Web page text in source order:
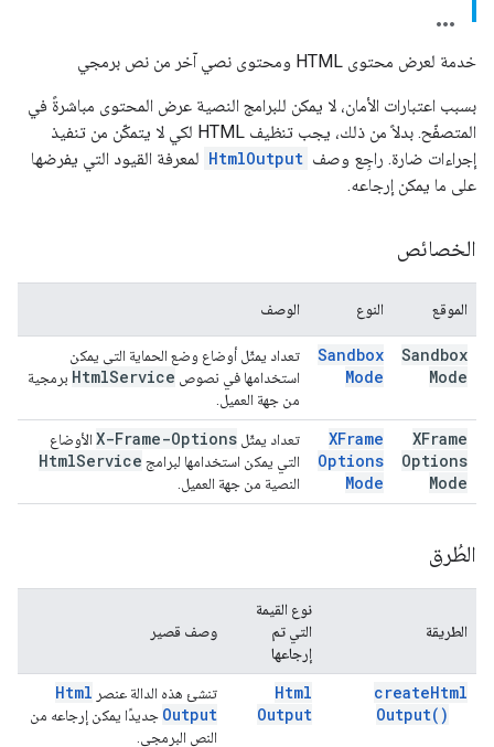
خدمة لعرض محتوى HTML ومحتوى نصي آخر من نص برمجي
بسبب اعتبارات الأمان، لا يمكن للبرامج النصية عرض المحتوى مباشرةً في
المتصفّح. بدلاً من ذلك، يجب تنظيف HTML لكي لا يتمكّن من تنفيذ
إجراءات ضارة. راجِع وصف HtmlOutput لمعرفة القيود التي يفرضها
على ما يمكن إرجاعه.
الخصائص
الموقع النوع الوصف
Sandbox
Mode
Sandbox
Mode
تعداد يمثّل أوضاع وضع الحماية التي يمكن
استخدامها في نصوص
HtmlService
برمجية
من جهة العميل.
XFrame
Options
Mode
XFrame
Options
Mode
تعداد يمثّل X-Frame-Options الأوضاع
التي يمكن استخدامها لبرامج
HtmlService
النصية من جهة العميل.
الطُرق
الطريقة
نوع القيمة
التي تم
إرجاعها
وصف قصير
createHtml
Output( )
Html
Output
تنشئ هذه الدالة عنصر Html
Output جديدًا يمكن إرجاعه من
النص البرمجي.